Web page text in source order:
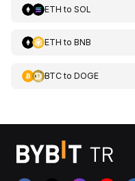
ETH to SOL
ETH to BNB
BTCto DOGE